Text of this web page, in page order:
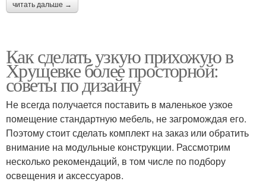
читать дальше →
Как сделать узкую прихожую в
Хрущевке более просторной:
советы по дизайну
Не всегда получается поставить в маленькое узкое
помещение стандартную мебель, не загромождая его.
Поэтому стоит сделать комплект на заказ или обратить
внимание на модульные конструкции. Рассмотрим
несколько рекомендаций, в том числе по подбору
освещения и аксессуаров.